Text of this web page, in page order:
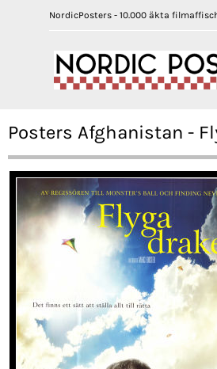
NordicPosters - 10.000 äkta
Posters Afghanistan -